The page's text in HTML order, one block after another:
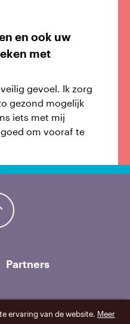
en ook uw
met
gevoel. Ik zorg
gezond mogelijk
iets met mij
om vooraf te
naar boven
Partners
ervaring van de website. Meer